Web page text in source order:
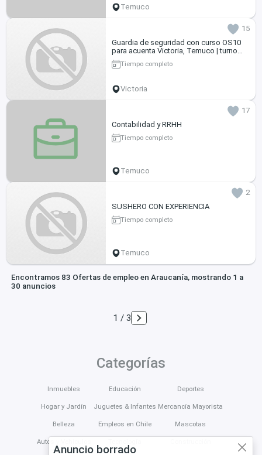
Temuco
15
Guardia de seguridad con curso OS10
para acuenta Victoria, Temuco | turno
4x4
Tiempo completo
Victoria
17
Contabilidad y RRHH
Tiempo completo
Temuco
2
SUSHERO CON EXPERIENCIA
Tiempo completo
Temuco
Encontramos 83 Ofertas de empleo en Araucanía, mostrando 1 a
30 anuncios
1 / 3
Anuncio borrado
Categorías
Inmuebles
Hogar y Jardín
Belleza
Autos y Vehículos
Educación
Juguetes & Infantes
Empleos en Chile
Deportes
Mercancía Mayorista
Mascotas